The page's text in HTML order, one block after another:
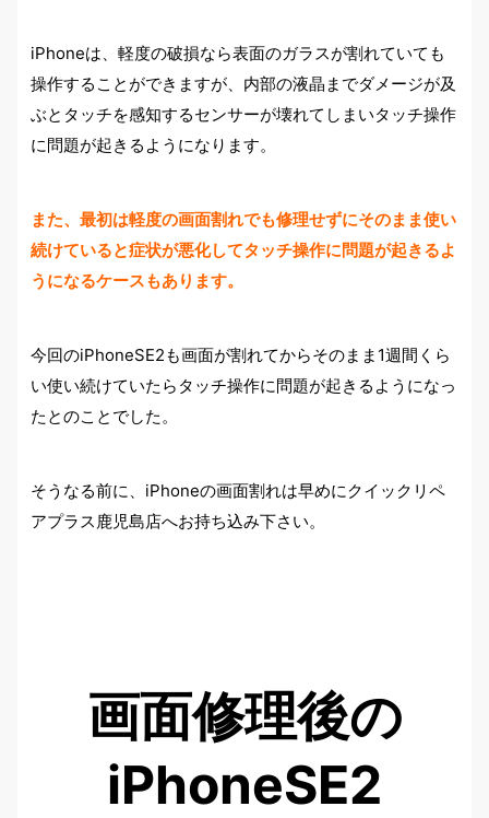
iPhoneは、軽度の破損なら表面のガラスが割れていても
操作することができますが、内部の液晶までダメージが及
ぶとタッチを感知するセンサーが壊れてしまいタッチ操作
に問題が起きるようになります。
また、最初は軽度の画面割れでも修理せずにそのまま使い
続けていると症状が悪化してタッチ操作に問題が起きるよ
うになるケースもあります。
今回のiPhoneSE2も画面が割れてからそのまま1週間くら
い使い続けていたらタッチ操作に問題が起きるようになっ
たとのことでした。
そうなる前に、iPhoneの画面割れは早めにクイックリペ
アプラス鹿児島店へお持ち込み下さい。
画面修理後の
iPhoneSE2